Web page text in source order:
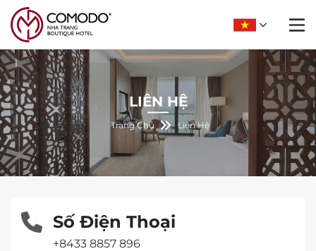
LIÊN HỆ
Trang Chủ Liên Hệ
Số Điện Thoại
+8433 8857 896